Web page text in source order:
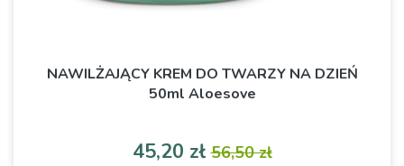
NAWILŻAJĄCY KREM DO TWARZY NA DZIEŃ
50ml Aloesove
Cena
45,20 złCena podstawowa
56,50 zł